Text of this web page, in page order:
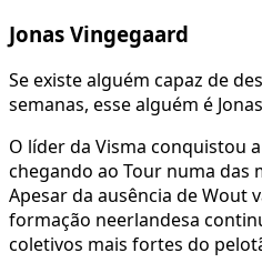
Jonas Vingegaard
Se existe alguém capaz de
semanas, esse alguém é
O líder da Visma conquistou
chegando ao Tour numa das
Apesar da ausência de Wout
formação neerlandesa
coletivos mais fortes do